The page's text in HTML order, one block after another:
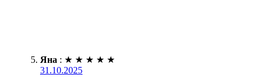
Яна : ★ ★ ★ ★ ★
31.10.2025